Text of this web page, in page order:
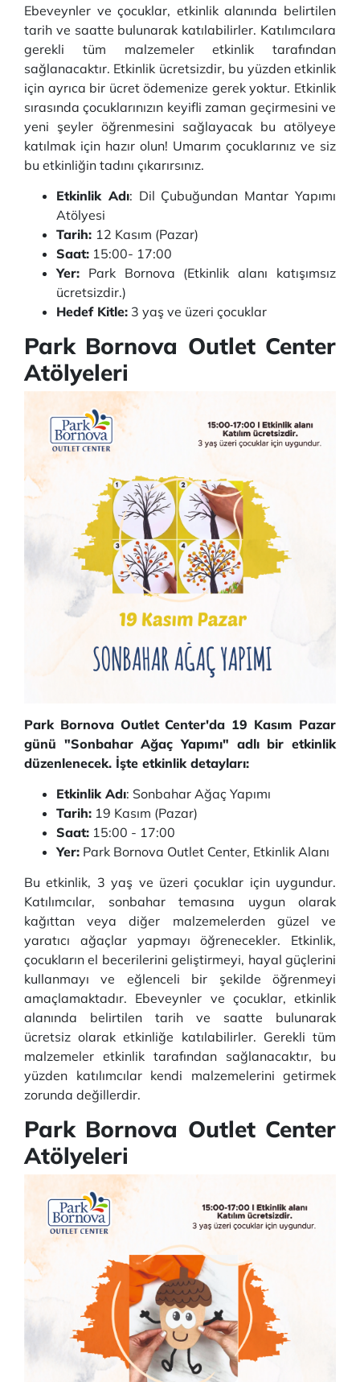
Ebeveynler ve çocuklar, etkinlik alanında belirtilen
tarih ve saatte bulunarak katılabilirler. Katılımcılara
gerekli tüm malzemeler etkinlik tarafından
sağlanacaktır. Etkinlik ücretsizdir, bu yüzden etkinlik
için ayrıca bir ücret ödemenize gerek yoktur. Etkinlik
sırasında çocuklarınızın keyifli zaman geçirmesini ve
yeni şeyler öğrenmesini sağlayacak bu atölyeye
katılmak için hazır olun! Umarım çocuklarınız ve siz
bu etkinliğin tadını çıkarırsınız.
Etkinlik Adı: Dil Çubuğundan Mantar Yapımı
Atölyesi
Tarih: 12 Kasım (Pazar)
Saat: 15:00- 17:00
Yer: Park Bornova (Etkinlik alanı katışımsız
ücretsizdir.)
Hedef Kitle: 3 yaş ve üzeri çocuklar
Park Bornova Outlet Center
Atölyeleri
Park Bornova Outlet Center'da 19 Kasım Pazar
günü "Sonbahar Ağaç Yapımı" adlı bir etkinlik
düzenlenecek. İşte etkinlik detayları:
Etkinlik Adı: Sonbahar Ağaç Yapımı
Tarih: 19 Kasım (Pazar)
Saat: 15:00 - 17:00
Yer: Park Bornova Outlet Center, Etkinlik Alanı
Bu etkinlik, 3 yaş ve üzeri çocuklar için uygundur.
Katılımcılar, sonbahar temasına uygun olarak
kağıttan veya diğer malzemelerden güzel ve
yaratıcı ağaçlar yapmayı öğrenecekler. Etkinlik,
çocukların el becerilerini geliştirmeyi, hayal güçlerini
kullanmayı ve eğlenceli bir şekilde öğrenmeyi
amaçlamaktadır. Ebeveynler ve çocuklar, etkinlik
alanında belirtilen tarih ve saatte bulunarak
ücretsiz olarak etkinliğe katılabilirler. Gerekli tüm
malzemeler etkinlik tarafından sağlanacaktır, bu
yüzden katılımcılar kendi malzemelerini getirmek
zorunda değillerdir.
Park Bornova Outlet Center
Atölyeleri